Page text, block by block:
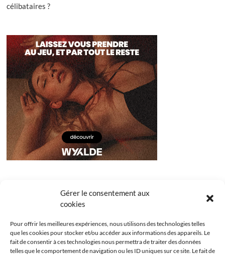
Gérer le consentement aux
cookies
Pour offrir les meilleures expériences, nous utilisons des technologies telles
que les cookies pour stocker et/ou accéder aux informations des appareils. Le
fait de consentir à ces technologies nous permettra de traiter des données
telles que le comportement de navigation ou les ID uniques sur ce site. Le fait de
célibataires ?